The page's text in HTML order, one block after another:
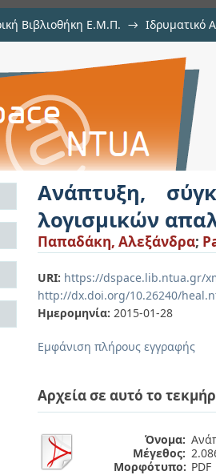
Βιβλιοθήκη Ε.Μ.Π. → Ιδρυματικό
και
Ανάπτυξη,
λογισμικών
Παπαδάκη, Αλεξάνδρα;
URI: https://dspace.lib.ntua.gr/
http://dx.doi.org/10.26240/
Ημερομηνία: 2015-01-28
Εμφάνιση πλήρους εγγραφής
Αρχεία σε αυτό το
Όνομα:
Μέγεθος:
Μορφότυπο: PDF